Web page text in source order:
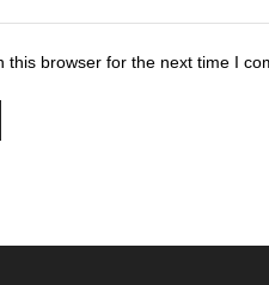
browser for the next time I